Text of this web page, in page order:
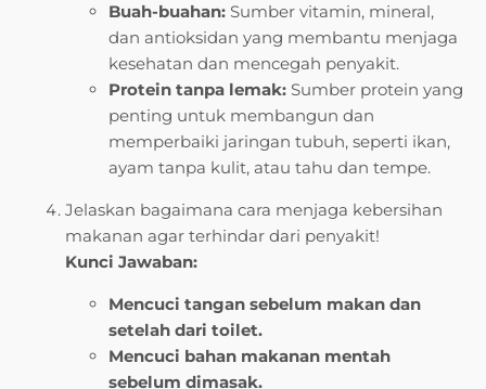
Buah-buahan: Sumber vitamin, mineral,
dan antioksidan yang membantu menjaga
kesehatan dan mencegah penyakit.
Protein tanpa lemak: Sumber protein yang
penting untuk membangun dan
memperbaiki jaringan tubuh, seperti ikan,
ayam tanpa kulit, atau tahu dan tempe.
Jelaskan bagaimana cara menjaga kebersihan
makanan agar terhindar dari penyakit!
Kunci Jawaban:
Mencuci tangan sebelum makan dan
setelah dari toilet.
Mencuci bahan makanan mentah
sebelum dimasak.